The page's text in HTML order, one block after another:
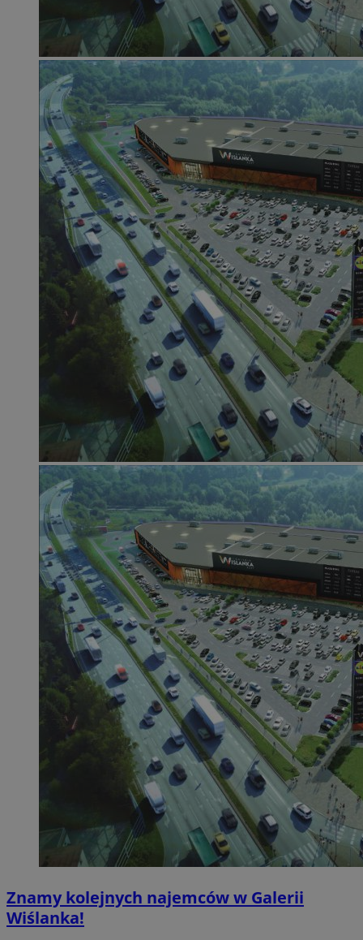
Znamy kolejnych najemców w Galerii
Wiślanka!